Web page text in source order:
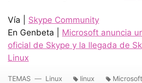
Vía | Skype Community
En Genbeta | Microsoft anuncia
oficial de Skype y la llegada de
Linux
TEMAS Linux linux Microsoft